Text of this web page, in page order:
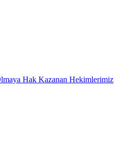
Hak Kazanan Hekimlerimiz